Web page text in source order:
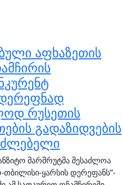
აფხაზეთის
რუსეთის
გადაზიდვების
მარშრუტმა შესაძლოა
თბილისი-ყარსის დერეფანს“-